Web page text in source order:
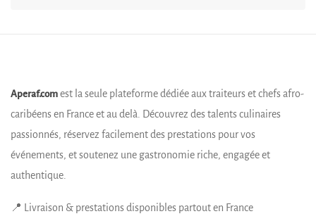
Aperaf.com est la seule plateforme dédiée aux traiteurs et chefs afro-
caribéens en France et au delà. Découvrez des talents culinaires
passionnés, réservez facilement des prestations pour vos
événements, et soutenez une gastronomie riche, engagée et
authentique.
📍 Livraison & prestations disponibles partout en France